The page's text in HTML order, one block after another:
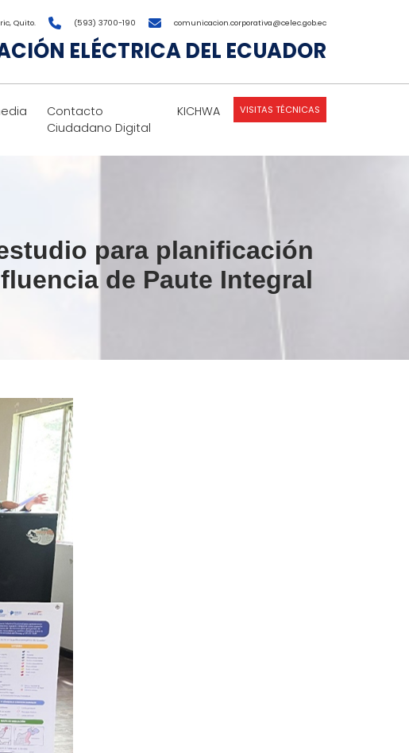
Quito. (593) 3700-190 comunicacion.corporativa@celec.gob.ec
ELÉCTRICA DEL ECUADOR
Contacto
Ciudadano Digital
KICHWA VISITAS TÉCNICAS
para planificación
de Paute Integral